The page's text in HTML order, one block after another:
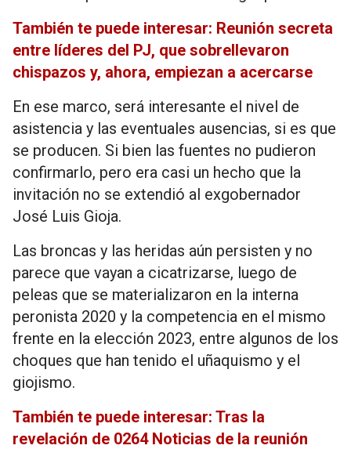
También te puede interesar: Reunión secreta
entre líderes del PJ, que sobrellevaron
chispazos y, ahora, empiezan a acercarse
En ese marco, será interesante el nivel de
asistencia y las eventuales ausencias, si es que
se producen. Si bien las fuentes no pudieron
confirmarlo, pero era casi un hecho que la
invitación no se extendió al exgobernador
José Luis Gioja.
Las broncas y las heridas aún persisten y no
parece que vayan a cicatrizarse, luego de
peleas que se materializaron en la interna
peronista 2020 y la competencia en el mismo
frente en la elección 2023, entre algunos de los
choques que han tenido el uñaquismo y el
giojismo.
También te puede interesar: Tras la
revelación de 0264 Noticias de la reunión